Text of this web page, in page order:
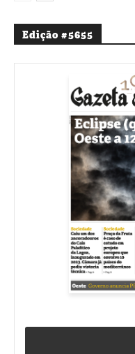
Edição #5655